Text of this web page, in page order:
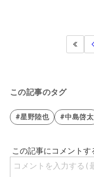
この記事のタグ
#星野陸也 #中島啓太